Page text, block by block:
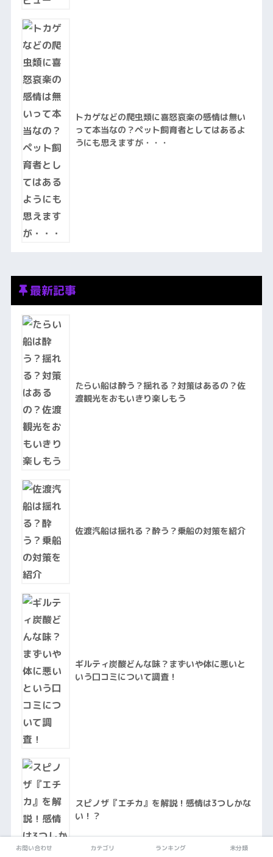
トカゲなどの爬虫類に喜怒哀楽の感情は無い
って本当なの？ペット飼育者としてはあるよ
うにも思えますが・・・
最新記事
たらい船は酔う？揺れる？対策はあるの？佐
渡観光をおもいきり楽しもう
佐渡汽船は揺れる？酔う？乗船の対策を紹介
ギルティ炭酸どんな味？まずいや体に悪いと
いう口コミについて調査！
スピノザ『エチカ』を解説！感情は3つしかな
い！？
お問い合わせ カテゴリ ランキング 未分類